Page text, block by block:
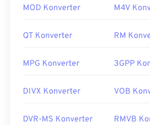
MOD Konverter M4V
QT Konverter RM
MPG Konverter 3GPP
DIVX Konverter VOB
DVR-MS Konverter RMVB